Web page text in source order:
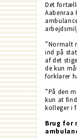
Det
Aabenraa
”Normalt
ind på
af det
de kun
forklarer
”På den
kun at
kolleger i
Brug for